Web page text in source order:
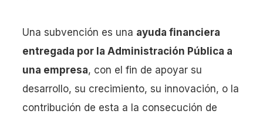
Una subvención es una ayuda financiera
entregada por la Administración Pública a
una empresa, con el fin de apoyar su
desarrollo, su crecimiento, su innovación, o la
contribución de esta a la consecución de